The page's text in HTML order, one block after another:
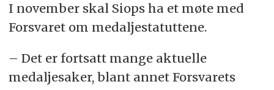
I november skal Siops ha et møte med
Forsvaret om medaljestatuttene.
– Det er fortsatt mange aktuelle
medaljesaker, blant annet Forsvarets